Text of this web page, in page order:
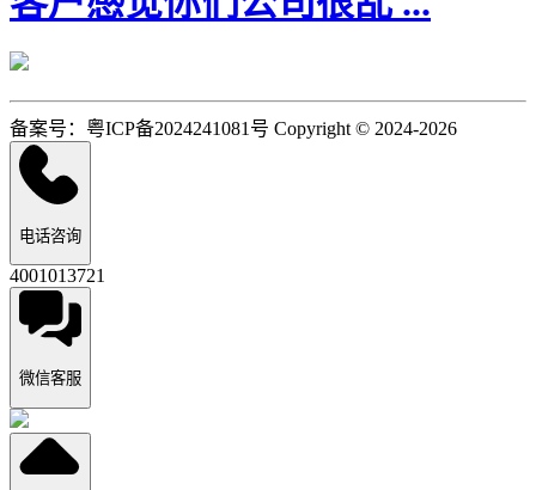
备案号：粤ICP备2024241081号 Copyright © 2024-2026
电话咨询
4001013721
微信客服